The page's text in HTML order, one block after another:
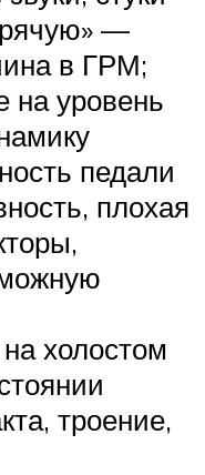
—
в ГРМ;
уровень
педали
плохая
холостом
троение,